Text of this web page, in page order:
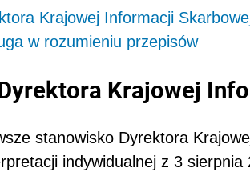
Krajowej Informacji
w rozumieniu przepisów
Krajowej
stanowisko Dyrektora
indywidualnej z 3